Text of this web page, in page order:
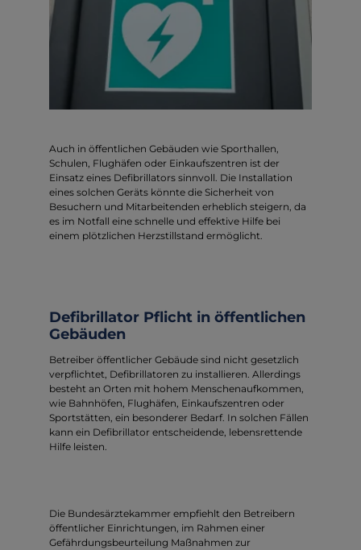
Auch in öffentlichen Gebäuden wie Sporthallen,
Schulen, Flughäfen oder Einkaufszentren ist der
Einsatz eines Defibrillators sinnvoll. Die Installation
eines solchen Geräts könnte die Sicherheit von
Besuchern und Mitarbeitenden erheblich steigern, da
es im Notfall eine schnelle und effektive Hilfe bei
einem plötzlichen Herzstillstand ermöglicht.
Defibrillator Pflicht in öffentlichen
Gebäuden
Betreiber öffentlicher Gebäude sind nicht gesetzlich
verpflichtet, Defibrillatoren zu installieren. Allerdings
besteht an Orten mit hohem Menschenaufkommen,
wie Bahnhöfen, Flughäfen, Einkaufszentren oder
Sportstätten, ein besonderer Bedarf. In solchen Fällen
kann ein Defibrillator entscheidende, lebensrettende
Hilfe leisten.
Die Bundesärztekammer empfiehlt den Betreibern
öffentlicher Einrichtungen, im Rahmen einer
Gefährdungsbeurteilung Maßnahmen zur